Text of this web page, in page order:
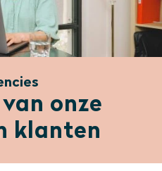
onze
klanten